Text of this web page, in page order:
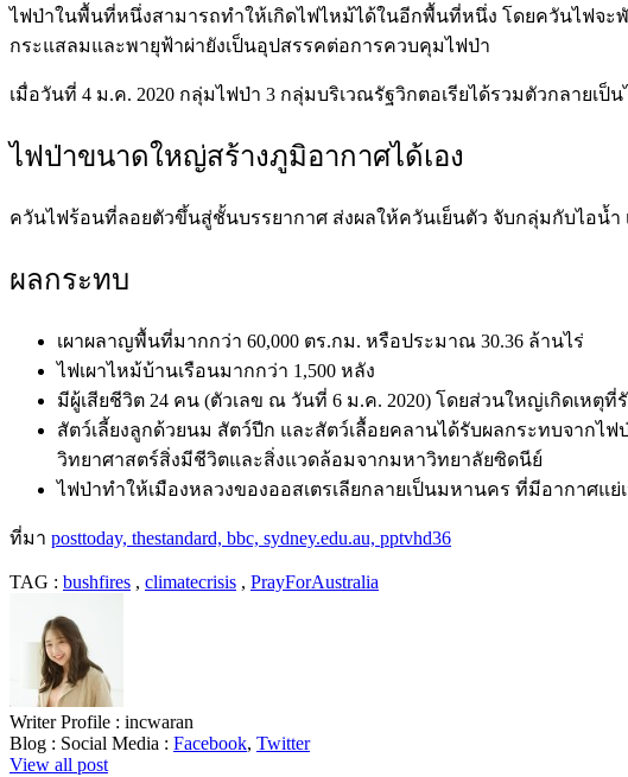
ไฟป่าในพื้นที่หนึ่งสามารถทำให้เกิดไฟไหม้ได้ในอีกพื้นที่หนึ่ง โดยควันไฟจะ
กระแสลมและพายุฟ้าผ่ายังเป็นอุปสรรคต่อการควบคุมไฟป่า
เมื่อวันที่ 4 ม.ค. 2020 กลุ่มไฟป่า 3 กลุ่มบริเวณรัฐวิกตอเรียได้รวมตัวกลาย
ไฟป่าขนาดใหญ่สร้างภูมิอากาศได้เอง
ควันไฟร้อนที่ลอยตัวขึ้นสู่ชั้นบรรยากาศ ส่งผลให้ควันเย็นตัว จับกลุ่มกับไอน้ำ
ผลกระทบ
เผาผลาญพื้นที่มากกว่า 60,000 ตร.กม. หรือประมาณ 30.36 ล้านไร่
ไฟเผาไหม้บ้านเรือนมากกว่า 1,500 หลัง
มีผู้เสียชีวิต 24 คน (ตัวเลข ณ วันที่ 6 ม.ค. 2020) โดยส่วนใหญ่เกิดเหตุที่
สัตว์เลี้ยงลูกด้วยนม สัตว์ปีก และสัตว์เลื้อยคลานได้รับผลกระทบจากไฟ
วิทยาศาสตร์สิ่งมีชีวิตและสิ่งแวดล้อมจากมหาวิทยาลัยซิดนีย์
ไฟป่าทำให้เมืองหลวงของออสเตรเลียกลายเป็นมหานคร ที่มีอากาศแ
ที่มา posttoday, thestandard, bbc, sydney.edu.au, pptvhd36
TAG : bushfires , climatecrisis , PrayForAustralia
Writer Profile : incwaran
Blog : Social Media : Facebook, Twitter
View all post